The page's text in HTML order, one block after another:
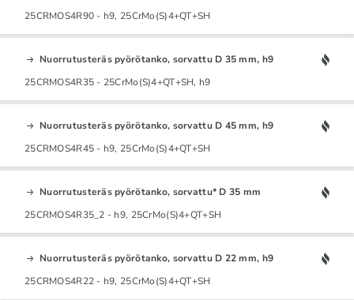
25CRMOS4R90 - h9, 25CrMo(S)4+QT+SH
Nuorrutusteräs pyörötanko, sorvattu D 35 mm, h9
25CRMOS4R35 - 25CrMo(S)4+QT+SH, h9
Nuorrutusteräs pyörötanko, sorvattu D 45 mm, h9
25CRMOS4R45 - h9, 25CrMo(S)4+QT+SH
Nuorrutusteräs pyörötanko, sorvattu* D 35 mm
25CRMOS4R35_2 - h9, 25CrMo(S)4+QT+SH
Nuorrutusteräs pyörötanko, sorvattu D 22 mm, h9
25CRMOS4R22 - h9, 25CrMo(S)4+QT+SH